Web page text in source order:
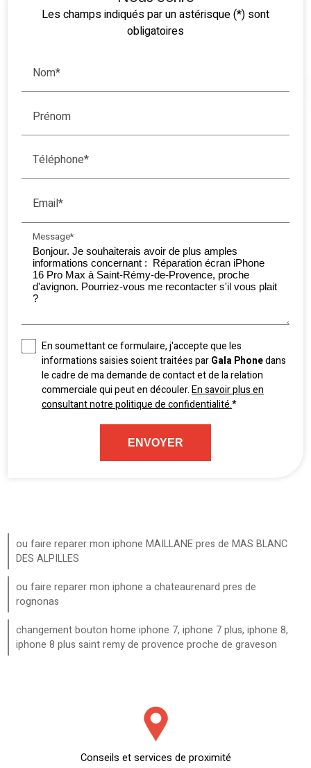
Les champs indiqués par un astérisque (*) sont
obligatoires
Nom*
Prénom
Téléphone*
Email*
Message*
En soumettant ce formulaire, j'accepte que les
informations saisies soient traitées parGala Phonedans
le cadre de ma demande de contact et de la relation
commerciale qui peut en découler.En savoir plus en
consultant notre politique de confidentialité.*
ou faire reparer mon iphone MAILLANE pres de MAS BLANC
DES ALPILLES
ou faire reparer mon iphone a chateaurenard pres de
rognonas
changement bouton home iphone 7, iphone 7 plus, iphone 8,
iphone 8 plus saint remy de provence proche de graveson
Conseils et services de proximité